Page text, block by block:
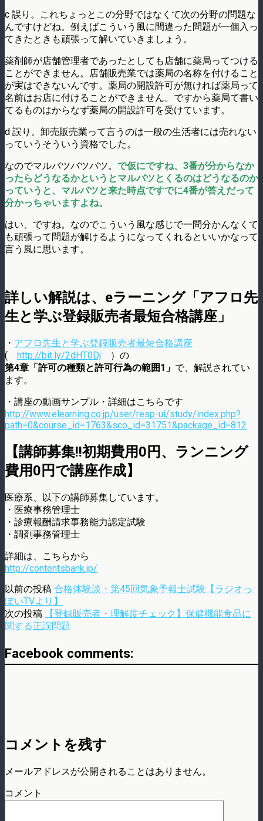
c 誤り。これちょっとこの分野ではなくて次の分野の問題な
んですけどね。例えばこういう風に間違った問題が一個入っ
てきたときも頑張って解いていきましょう。
薬剤師が店舗管理者であったとしても店舗に薬局ってつける
ことができません。店舗販売業では薬局の名称を付けること
が実はできないんです。薬局の開設許可が無ければ薬局って
名前はお店に付けることができません。ですから薬局て書い
てるものはからなず薬局の開設許可を受けています。
d 誤り。卸売販売業って言うのは一般の生活者には売れない
っていうそういう資格でした。
なのでマルバツバツバツ。 で仮にですね、3番が分からなか
ったらどうなるかというとマルバツとくるのはどうなるのか
っていうと、マルバツと来た時点ですでに4番が答えだって
分かっちゃいますよね。
はい、ですね。なのでこういう風な感じで一問分かんなくて
も頑張って問題が解けるようになってくれるといいかなって
言う風に思います。
詳しい解説は、eラーニング「アフロ先
生と学ぶ登録販売者最短合格講座」
・ アフロ先生と学ぶ登録販売者最短合格講座
( http://bit.ly/2dHT0Dj ）の
第4章「許可の種類と許可行為の範囲1」 で、解説されてい
ます。
・講座の動画サンプル・詳細はこちらです
http://www.elearning.co.jp/user/resp-ui/study/index.php?
path=0&course_id=1763&sco_id=31751&package_id=812
【講師募集!!初期費用0円、ランニング
費用0円で講座作成】
医療系、以下の講師募集しています。
・医療事務管理士
・診療報酬請求事務能力認定試験
・調剤事務管理士
詳細は、こちらから
http://contentsbank.jp/
以前の投稿 合格体験談・第45回気象予報士試験【ラジオっ
ぽいTVより】
次の投稿
【登録販売者・理解度チェック】保健機能食品に
関する正誤問題
Facebook comments:
コメントを残す
メールアドレスが公開されることはありません。
コメント